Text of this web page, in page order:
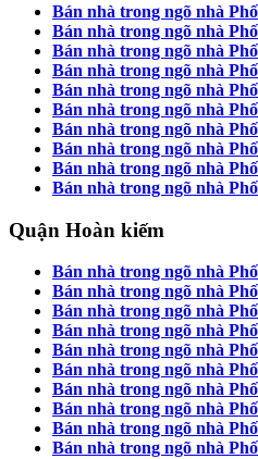
Bán nhà trong ngõ nhà
Bán nhà trong ngõ nhà
Bán nhà trong ngõ nhà
Bán nhà trong ngõ nhà
Bán nhà trong ngõ nhà
Bán nhà trong ngõ nhà
Bán nhà trong ngõ nhà
Bán nhà trong ngõ nhà
Bán nhà trong ngõ nhà
Bán nhà trong ngõ nhà
Quận Hoàn kiếm
Bán nhà trong ngõ nhà
Bán nhà trong ngõ nhà
Bán nhà trong ngõ nhà
Bán nhà trong ngõ nhà
Bán nhà trong ngõ nhà
Bán nhà trong ngõ nhà
Bán nhà trong ngõ nhà
Bán nhà trong ngõ nhà
Bán nhà trong ngõ nhà
Bán nhà trong ngõ nhà